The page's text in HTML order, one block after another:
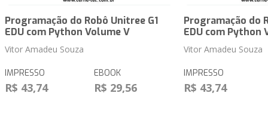
Programação do Robô Unitree G1
EDU com Python Volume V
Vitor Amadeu Souza
IMPRESSO
R$ 43,74
EBOOK
R$ 29,56
Programação do
EDU com Python
Vitor Amadeu Souza
IMPRESSO
R$ 43,74